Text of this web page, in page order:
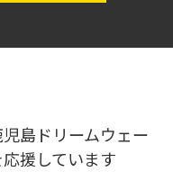
島ドリームウェー
援しています